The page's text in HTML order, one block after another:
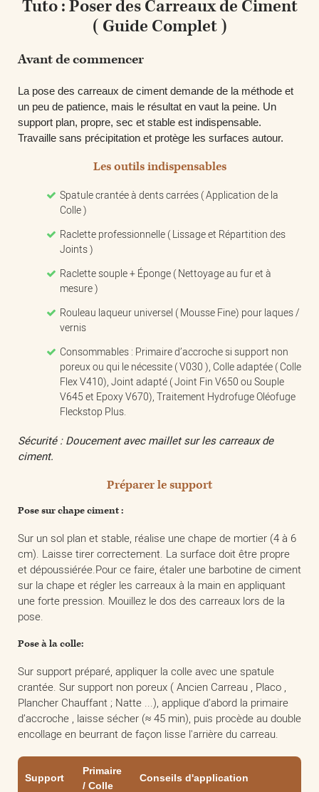
Tuto : Poser des Carreaux de Ciment
( Guide Complet )
Avant de commencer
La pose des carreaux de ciment demande de la méthode et
un peu de patience, mais le résultat en vaut la peine. Un
support plan, propre, sec et stable est indispensable.
Travaille sans précipitation et protège les surfaces autour.
Les outils indispensables
Spatule crantée à dents carrées ( Application de la
Colle )
Raclette professionnelle ( Lissage et Répartition des
Joints )
Raclette souple + Éponge ( Nettoyage au fur et à
mesure )
Rouleau laqueur universel ( Mousse Fine) pour laques /
vernis
Consommables : Primaire d’accroche si support non
poreux ou qui le nécessite ( V030 ), Colle adaptée ( Colle
Flex V410), Joint adapté ( Joint Fin V650 ou Souple
V645 et Epoxy V670), Traitement Hydrofuge Oléofuge
Fleckstop Plus.
Sécurité : Doucement avec maillet sur les carreaux de
ciment.
Préparer le support
Pose sur chape ciment :
Sur un sol plan et stable, réalise une chape de mortier (4 à 6
cm). Laisse tirer correctement. La surface doit être propre
et dépoussiérée.Pour ce faire, étaler une barbotine de ciment
sur la chape et régler les carreaux à la main en appliquant
une forte pression. Mouillez le dos des carreaux lors de la
pose.
Pose à la colle:
Sur support préparé, appliquer la colle avec une spatule
crantée. Sur support non poreux ( Ancien Carreau , Placo ,
Plancher Chauffant ; Natte ...), applique d’abord la primaire
d’accroche , laisse sécher (≈ 45 min), puis procède au double
encollage en beurrant de façon lisse l'arrière du carreau.
Support
Primaire
/ Colle
Conseils d'application